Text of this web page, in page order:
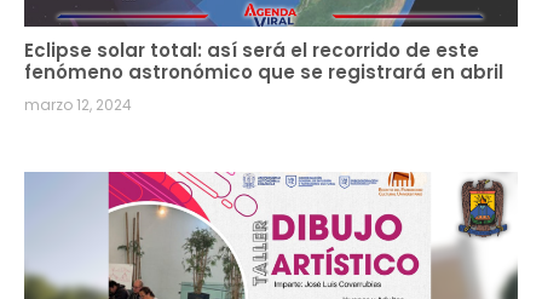
Eclipse solar total: así será el recorrido de este
fenómeno astronómico que se registrará en abril
marzo 12, 2024